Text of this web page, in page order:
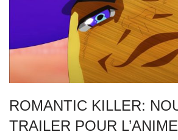
ROMANTIC KILLER:
TRAILER POUR